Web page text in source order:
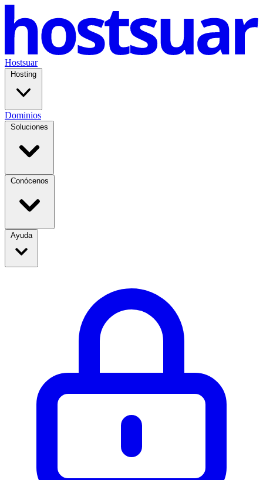
Hostsuar
Hosting
Dominios
Soluciones
Conócenos
Ayuda